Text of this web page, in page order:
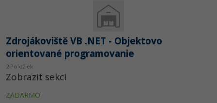
Zdrojákoviště VB .NET - Objektovo
orientované programovanie
2 Položiek
Zobrazit sekci
ZADARMO